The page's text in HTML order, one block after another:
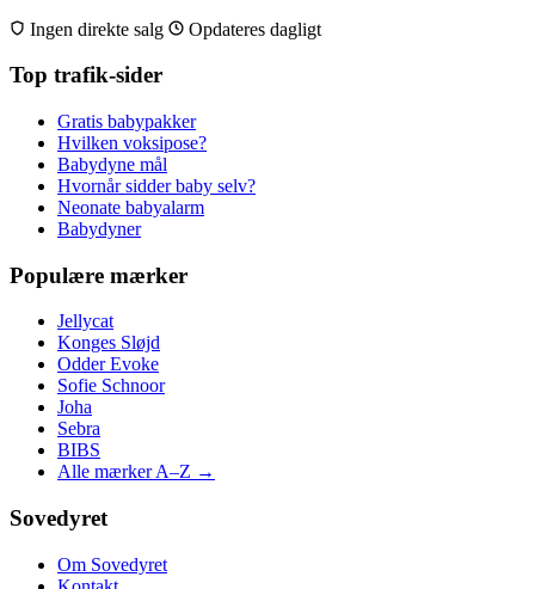
Ingen direkte salg
Opdateres dagligt
Top trafik-sider
Gratis babypakker
Hvilken voksipose?
Babydyne mål
Hvornår sidder baby selv?
Neonate babyalarm
Babydyner
Populære mærker
Jellycat
Konges Sløjd
Odder Evoke
Sofie Schnoor
Joha
Sebra
BIBS
Alle mærker A–Z →
Sovedyret
Om Sovedyret